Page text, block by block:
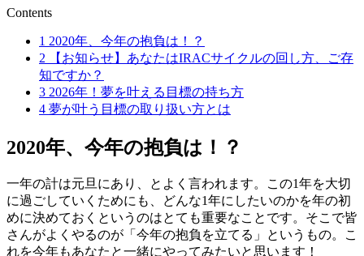
Contents
1 2020年、今年の抱負は！？
2 【お知らせ】あなたはIRACサイクルの回し方、ご存
知ですか？
3 2026年！夢を叶える目標の持ち方
4 夢が叶う目標の取り扱い方とは
2020年、今年の抱負は！？
一年の計は元旦にあり、とよく言われます。この1年を大切
に過ごしていくためにも、どんな1年にしたいのかを年の初
めに決めておくというのはとても重要なことです。そこで皆
さんがよくやるのが「今年の抱負を立てる」というもの。こ
れを今年もあなたと一緒にやってみたいと思います！